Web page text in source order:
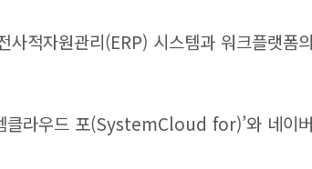
적자원관리(ERP) 시스템과 워크플랫폼
클라우드 포(SystemCloud for)’와 네이